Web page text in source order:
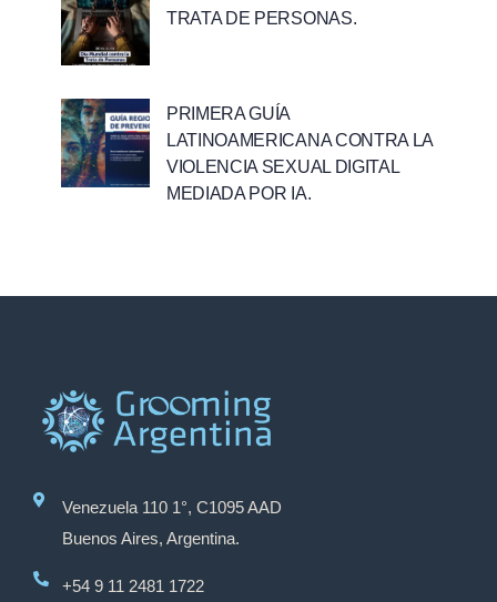
TRATA DE PERSONAS.
PRIMERA GUÍA
LATINOAMERICANA CONTRA LA
VIOLENCIA SEXUAL DIGITAL
MEDIADA POR IA.
Venezuela 110 1°, C1095 AAD
Buenos Aires, Argentina.
+54 9 11 2481 1722